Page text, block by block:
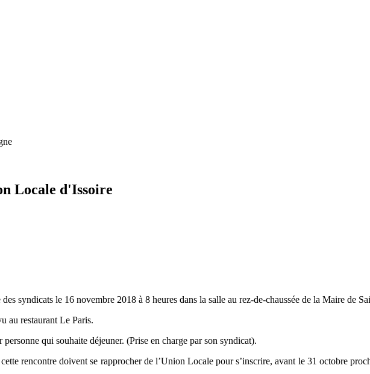
Locale d'Issoire
syndicats le 16 novembre 2018 à 8 heures dans la salle au rez-de-chaussée de la Maire de
au restaurant Le Paris.
qui souhaite déjeuner. (Prise en charge par son syndicat).
rencontre doivent se rapprocher de l’Union Locale pour s’inscrire, avant le 31 octobre